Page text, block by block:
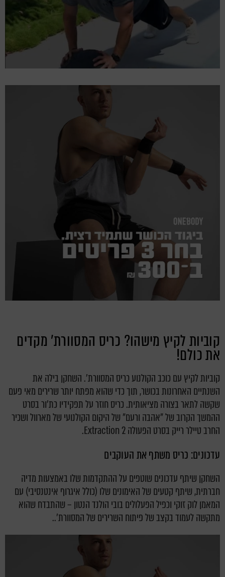
קוביות לקיץ מישהו? כריס המסוורת' מקדים
את כולם!
קוביות לקיץ עם כוכב הקולנוע כריס המסוורת'. השחקן בילה את
השנתיים האחרונות בכושר, תוך כדי שהוא מפתח יותר שרירים מאי פעם
שקשה לתאר בצורה מציאותית. כריס חוזר על תפקידיו כת'ור בסרט
ההמשך הקרוב של "אהבה ורעם" של היקום הקולנועי של מארוול ושכיר
החרב טיילר רייק בסרט הפעולה Extraction 2.
עדכונים: כריס משתף את העוקבים
השחקן שיתף עדכונים שוטפים על ההתקדמות שלו באמצעות מדיה
חברתית, שיתף קטעים של האימונים שלו (כולל איגרוף אינטנסיבי) עם
המאמן לוק זוקי וכפיל הפעלולים בובי הולנד הנטון – שהתבדח שהוא
מתקשה לעמוד בקצב של פיתוח השרירים של המסוורת'..